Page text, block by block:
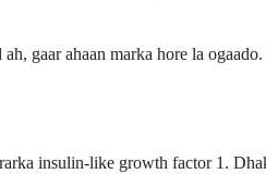
gaar ahaan marka hore la ogaado.
insulin-like growth factor 1.